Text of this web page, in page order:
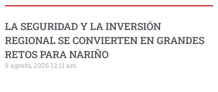
LA SEGURIDAD Y LA INVERSIÓN
REGIONAL SE CONVIERTEN EN GRANDES
RETOS PARA NARIÑO
9 agosto, 2026 12:11 am